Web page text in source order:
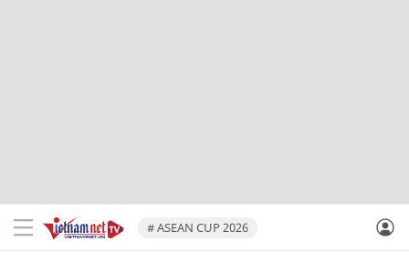
# ASEAN CUP 2026